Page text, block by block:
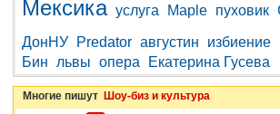
Мексика услуга Maple пуховик
ДонНУ Predator августин избиение
Бин
львы опера Екатерина Гусева
Многие пишут Шоу-биз и культура